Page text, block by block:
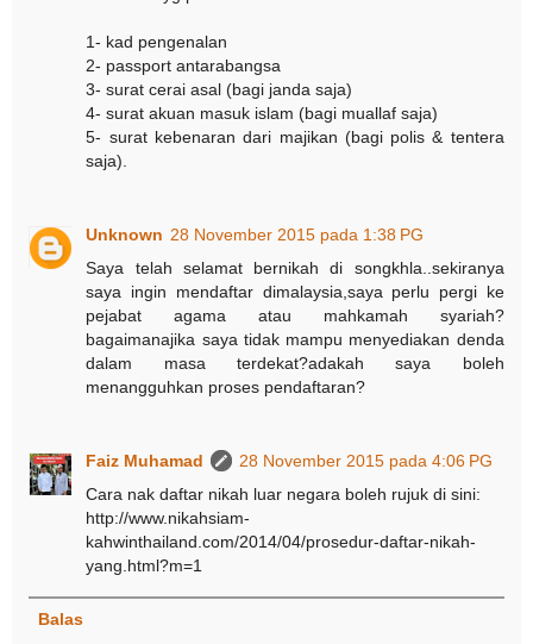
1- kad pengenalan
2- passport antarabangsa
3- surat cerai asal (bagi janda saja)
4- surat akuan masuk islam (bagi muallaf saja)
5- surat kebenaran dari majikan (bagi polis & tentera
saja).
Unknown 28 November 2015 pada 1:38 PG
Saya telah selamat bernikah di songkhla..sekiranya
saya ingin mendaftar dimalaysia,saya perlu pergi ke
pejabat agama atau mahkamah syariah?
bagaimanajika saya tidak mampu menyediakan denda
dalam masa terdekat?adakah saya boleh
menangguhkan proses pendaftaran?
Faiz Muhamad
28 November 2015 pada 4:06 PG
Cara nak daftar nikah luar negara boleh rujuk di sini:
http://www.nikahsiam-
kahwinthailand.com/2014/04/prosedur-daftar-nikah-
yang.html?m=1
Balas